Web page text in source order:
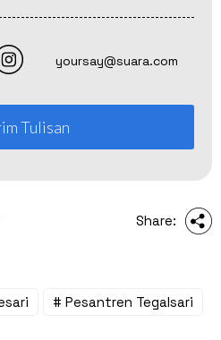
yoursay@suara.com
Tulisan
Share:
# Pesantren Tegalsari